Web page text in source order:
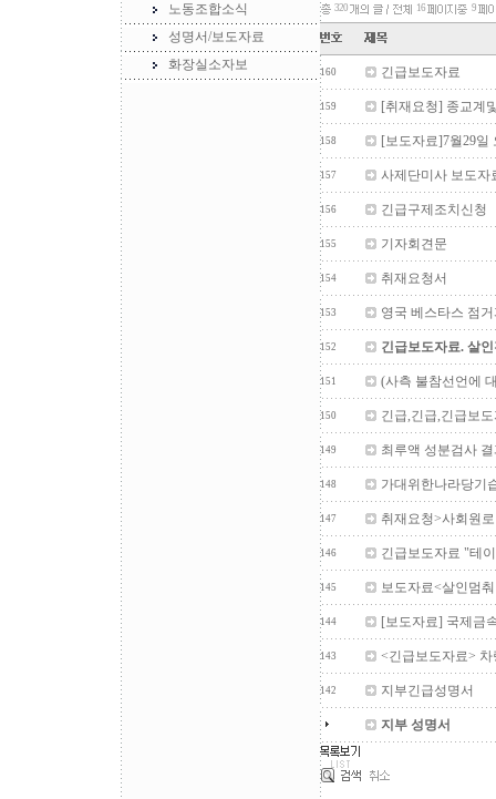
노동조합소식
성명서/보도자료
화장실소자보
320 16 9
160 긴급보도자료
159 [취재요청] 종교계
158 [보도자료]7월29일
157 사제단미사 보도자
156 긴급구제조치신청
155 기자회견문
154 취재요청서
153 영국 베스타스 점
152 긴급보도자료. 살
151 (사측 불참선언에
150 긴급,긴급,긴급보
149 최루액 성분검사
148 가대위한나라당기
147 취재요청>사회원
146 긴급보도자료 "테
145 보도자료<살인멈
144 [보도자료] 국제금
143 <긴급보도자료>
142 지부긴급성명서
지부 성명서